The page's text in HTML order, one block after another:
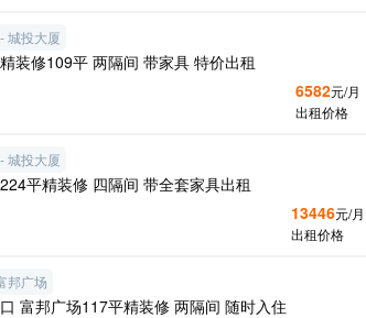
城投大厦
装修109平 两隔间 带家具 特价出租
6582元/月
出租价格
城投大厦
平精装修 四隔间 带全套家具出租
13446元/月
出租价格
邦广场
富邦广场117平精装修 两隔间 随时入住